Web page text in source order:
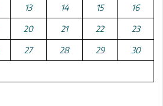
13 14 15 16
20 21 22 23
27 28 29 30